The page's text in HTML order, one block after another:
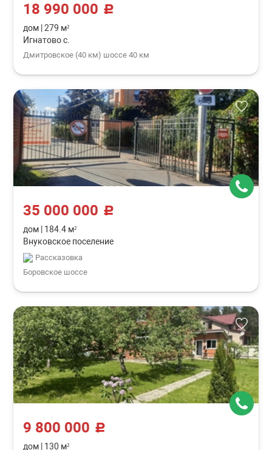
18 990 000 c
дом 279 м²
Игнатово с.
Дмитровское (40 км) шоссе 40 км
35 000 000 c
дом
184.4 м²
Внуковское поселение
Рассказовка
Боровское шоссе
9 800 000 c
дом 130 м²